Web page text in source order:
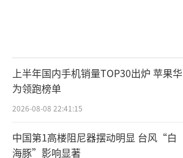
上半年国内手机销量TOP30出炉 苹果华
为领跑榜单
2026-08-08 22:41:15
中国第1高楼阻尼器摆动明显 台风“白
海豚”影响显著